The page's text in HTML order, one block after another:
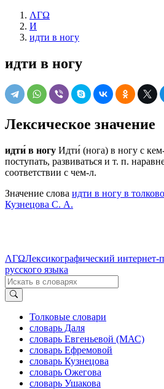
ΛΓΩ
И
идти в ногу
идти в ногу
Лексическое значение
идти́ в ногу Идти́ (нога) в ногу с
поступать, развиваться и т. п.
соответствии с чем-л.
Значение слова идти в ногу в
Кузнецова С. А.
ΛΓΩЛексикографический интернет-
русского языка
Толковые словари
словарь Даля
словарь Евгеньевой (МАС)
словарь Ефремовой
словарь Кузнецова
словарь Ожегова
словарь Ушакова